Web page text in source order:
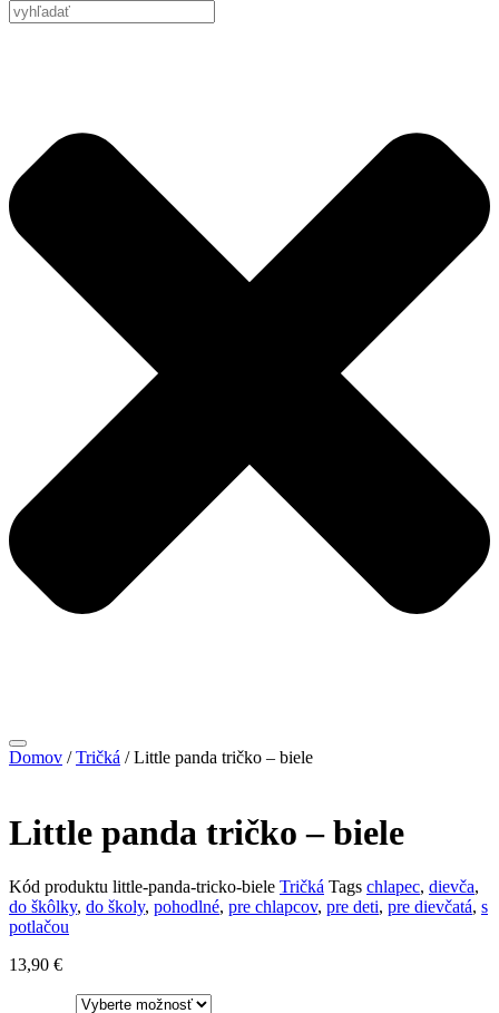
Domov /Tričká / Little panda tričko – biele
Little panda tričko – biele
Kód produktu little-panda-tricko-biele Tričká Tags chlapec, dievča,
do škôlky, do školy, pohodlné, pre chlapcov, pre deti, pre dievčatá, s
potlačou
13,90 €